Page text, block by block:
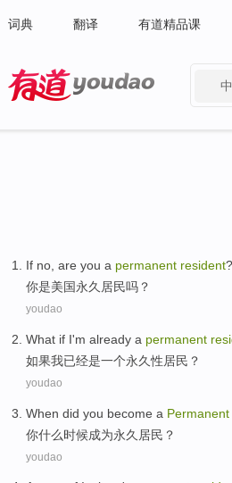
词典 翻译 有道精品课
If no, are you a permanent resident
你是美国永久 居民吗？
youdao
What if I'm already a permanent
如果我已经是一个永久性居民 ？
youdao
When did you become a Permanent
你什么时候成为永久 居民？
youdao